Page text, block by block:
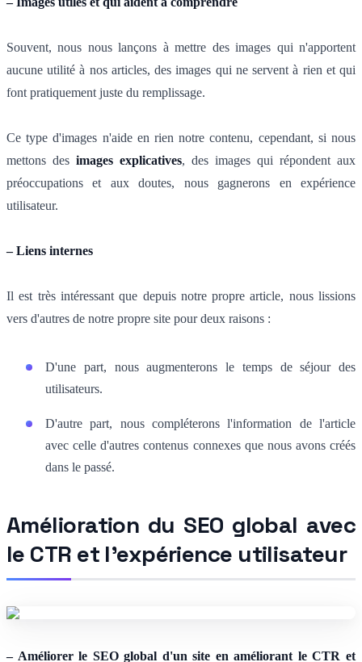
Souvent, nous nous lançons à mettre des images qui n'apportent
aucune utilité à nos articles, des images qui ne servent à rien et qui
font pratiquement juste du remplissage.
Ce type d'images n'aide en rien notre contenu, cependant, si nous
mettons des images explicatives, des images qui répondent aux
préoccupations et aux doutes, nous gagnerons en expérience
utilisateur.
– Liens internes
Il est très intéressant que depuis notre propre article, nous lissions
vers d'autres de notre propre site pour deux raisons :
D'une part, nous augmenterons le temps de séjour des
utilisateurs.
D'autre part, nous compléterons l'information de l'article
avec celle d'autres contenus connexes que nous avons créés
dans le passé.
Amélioration du SEO global avec
le CTR et l'expérience utilisateur
– Améliorer le SEO global d'un site en améliorant le CTR et